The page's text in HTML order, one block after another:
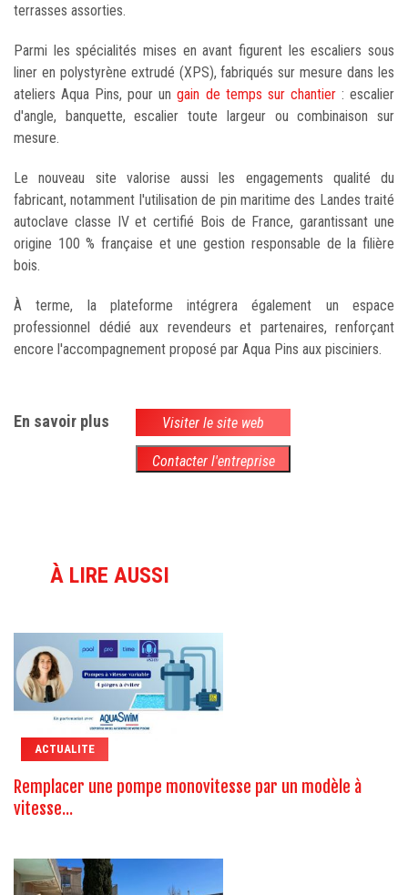
terrasses assorties.
Parmi les spécialités mises en avant figurent les escaliers sous
liner en polystyrène extrudé (XPS), fabriqués sur mesure dans les
ateliers Aqua Pins, pour ungain de temps sur chantier: escalier
d'angle, banquette, escalier toute largeur ou combinaison sur
mesure.
Le nouveau site valorise aussi les engagements qualité du
fabricant, notamment l'utilisation de pin maritime des Landes traité
autoclave classe IV et certifié Bois de France, garantissant une
origine 100 % française et une gestion responsable de la filière
bois.
À terme, la plateforme intégrera également un espace
professionnel dédié aux revendeurs et partenaires, renforçant
encore l'accompagnement proposé par Aqua Pins aux pisciniers.
En savoir plus Visiter le site web
Contacter l'entreprise
À LIRE AUSSI
ACTUALITE
Remplacer une pompe monovitesse par un modèle à
vitesse...